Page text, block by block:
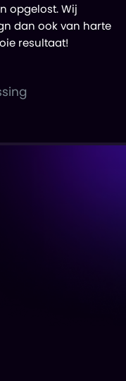
opgelost. Wij
dan ook van harte
resultaat!